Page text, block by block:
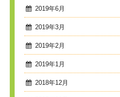
2019年6月
2019年3月
2019年2月
2019年1月
2018年12月